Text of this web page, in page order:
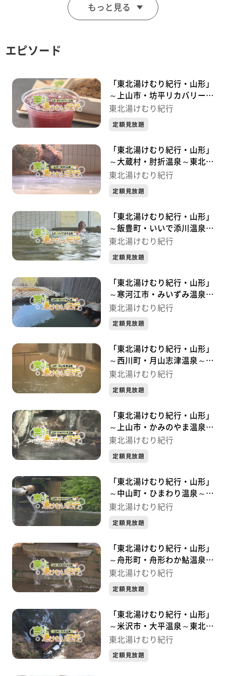
蔵王連峰の中腹、標高９００ｍに位置する。５つの源泉
強酸性の湯が特徴。温泉街の中心、高湯通りには共同浴
ち歩きが楽しめる。
泉 質：酸性・含硫黄-アルミニウム-硫酸塩・塩化物温
泉（上湯共同浴場）
～アクセス～
・電車 ＪＲ山形駅から路線バスで40分
・車 山形自動車道山形蔵王ICから30分、東北中央自
【共同浴場（上湯・下湯・川原湯）】
入浴200円 午前6時～午後10時 無休
【蔵王カフェ＆バルChotto】
TEL 050-5462-1215
午前11時半～（日曜は午前8時～） ※詳細はＳＮＳで
告知
【高砂屋旅館】
TEL 023-694-9026
1泊2食付き 1万2,650円～（税込み）
もっと見る
エピソード
「東北湯けむり紀行・山形」
～上山市・坊平リカバリー温
泉～東北湯けむり紀行
東北湯けむり紀行
定額見放題
「東北湯けむり紀行・山形」
～大蔵村・肘折温泉～東北湯
けむり紀行
東北湯けむり紀行
定額見放題
「東北湯けむり紀行・山形」
～飯豊町・いいで添川温泉～
東北湯けむり紀行
東北湯けむり紀行
定額見放題
「東北湯けむり紀行・山形」
～寒河江市・みいずみ温泉～
東北湯けむり紀行
東北湯けむり紀行
定額見放題
「東北湯けむり紀行・山形」
～西川町・月山志津温泉～東
北湯けむり紀行
東北湯けむり紀行
定額見放題
「東北湯けむり紀行・山形」
～上山市・かみのやま温泉～
東北湯けむり紀行
東北湯けむり紀行
定額見放題
「東北湯けむり紀行・山形」
～中山町・ひまわり温泉～東
北湯けむり紀行
東北湯けむり紀行
定額見放題
「東北湯けむり紀行・山形」
～舟形町・舟形わか鮎温泉～
東北湯けむり紀行
東北湯けむり紀行
定額見放題
「東北湯けむり紀行・山形」
～米沢市・大平温泉～東北湯
けむり紀行
東北湯けむり紀行
定額見放題